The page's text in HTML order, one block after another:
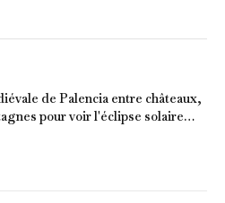
de Palencia entre châteaux,
pour voir l'éclipse solaire